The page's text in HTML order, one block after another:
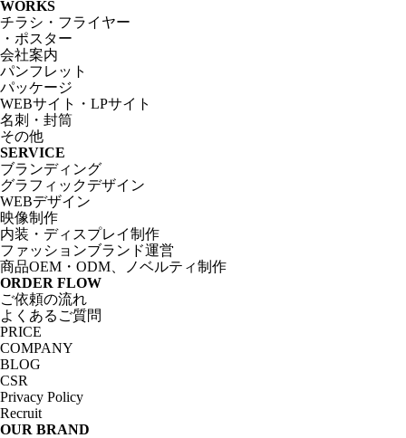
WORKS
チラシ・フライヤー
・ポスター
会社案内
パンフレット
パッケージ
WEBサイト・LPサイト
名刺・封筒
その他
SERVICE
ブランディング
グラフィックデザイン
WEBデザイン
映像制作
内装・ディスプレイ制作
ファッションブランド運営
商品OEM・ODM、ノベルティ制作
ORDER FLOW
ご依頼の流れ
よくあるご質問
PRICE
COMPANY
BLOG
CSR
Privacy Policy
Recruit
OUR BRAND